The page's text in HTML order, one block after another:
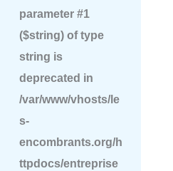
parameter #1
($string) of type
string is
deprecated in
/var/www/vhosts/le
s-
encombrants.org/h
ttpdocs/entreprise